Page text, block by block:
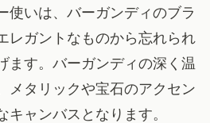
使いは、バーガンディのブラ
レガントなものから忘れられ
ます。バーガンディの深く温
メタリックや宝石のアクセン
キャンバスとなります。